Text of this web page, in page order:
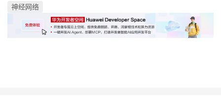
验
收
议
神经网络